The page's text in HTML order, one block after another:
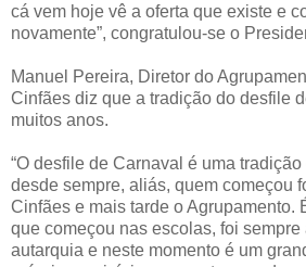
cá vem hoje vê a oferta que existe e
novamente”, congratulou-se o
Manuel Pereira, Diretor do
Cinfães diz que a tradição do desfile
muitos anos.
“O desfile de Carnaval é uma
desde sempre, aliás, quem começou
Cinfães e mais tarde o Agrupamento.
que começou nas escolas, foi
autarquia e neste momento é um